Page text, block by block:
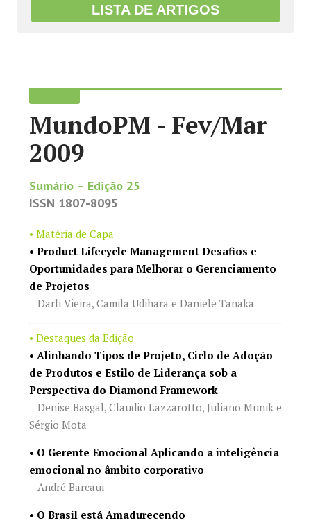
LISTA DE ARTIGOS
MundoPM - Fev/Mar
2009
Sumário – Edição 25
ISSN 1807-8095
• Matéria de Capa
• Product Lifecycle Management Desafios e
Oportunidades para Melhorar o Gerenciamento
de Projetos
Darli Vieira, Camila Udihara e Daniele Tanaka
• Destaques da Edição
• Alinhando Tipos de Projeto, Ciclo de Adoção
de Produtos e Estilo de Liderança sob a
Perspectiva do Diamond Framework
Denise Basgal, Claudio Lazzarotto, Juliano Munik e
Sérgio Mota
• O Gerente Emocional Aplicando a inteligência
emocional no âmbito corporativo
André Barcaui
• O Brasil está Amadurecendo